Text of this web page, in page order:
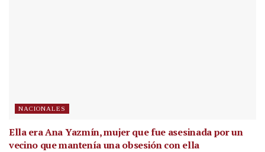
NACIONALES
Ella era Ana Yazmín, mujer que fue asesinada por un
vecino que mantenía una obsesión con ella